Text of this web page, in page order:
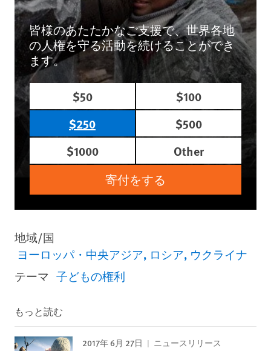
皆様のあたたかなご支援で、世界各地
の人権を守る活動を続けることができ
ます。
$50
$100
$250
$500
$1000
Other
寄付をする
地域/国
ヨーロッパ・中央アジア ロシア ウクライナ
テーマ 子どもの権利
もっと読む
2017年 6月 27日 ニュースリリース